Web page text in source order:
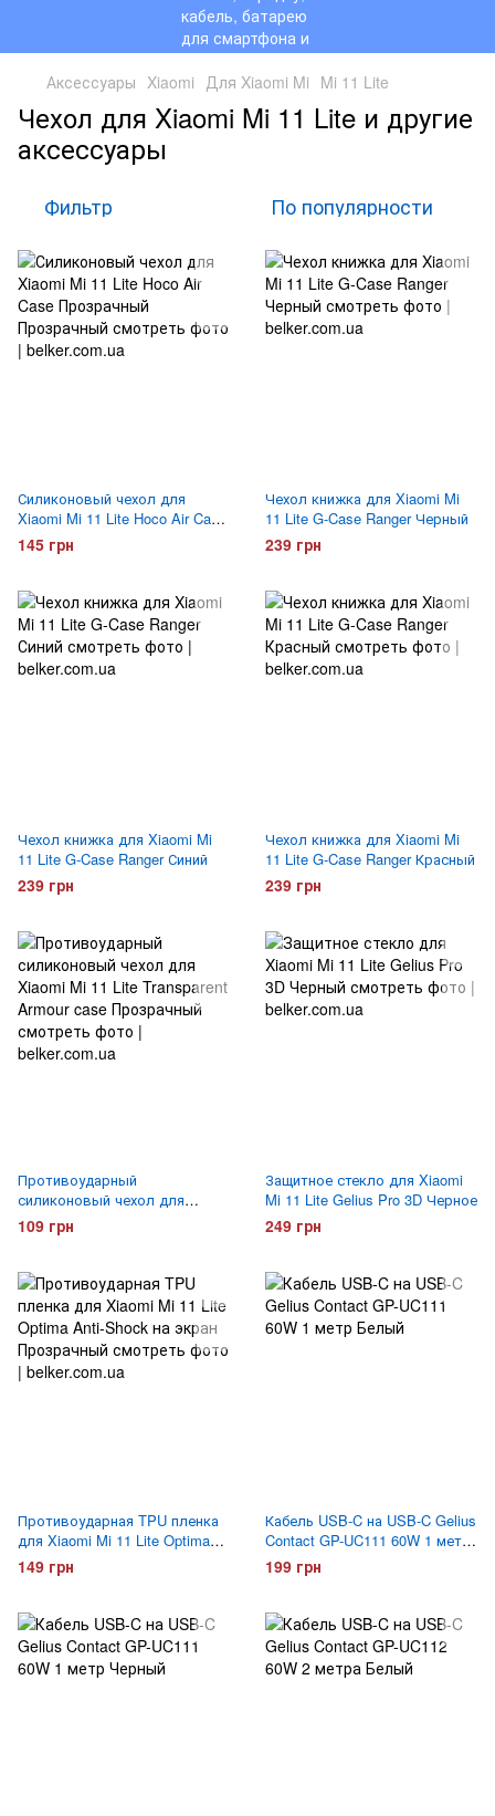
Аксессуары Xiaomi Для Xiaomi Mi Mi 11 Lite
Чехол для Xiaomi Mi 11 Lite и другие
аксессуары
Фильтр По популярности
Силиконовый чехол для
Xiaomi Mi 11 Lite Hoco Air Case
Прозрачный
145 грн
Чехол книжка для Xiaomi Mi
11 Lite G-Case Ranger Черный
239 грн
Чехол книжка для Xiaomi Mi
11 Lite G-Case Ranger Синий
239 грн
Чехол книжка для Xiaomi Mi
11 Lite G-Case Ranger Красный
239 грн
Противоударный
силиконовый чехол для
Xiaomi Mi 11 Lite Transparent
Armour case
109 грн
Защитное стекло для Xiaomi
Mi 11 Lite Gelius Pro 3D Черное
249 грн
Противоударная TPU пленка
для Xiaomi Mi 11 Lite Optima
Anti-Shock на экран
149 грн
Кабель USB-C на USB-C Gelius
Contact GP-UC111 60W 1 метр
Белый
199 грн